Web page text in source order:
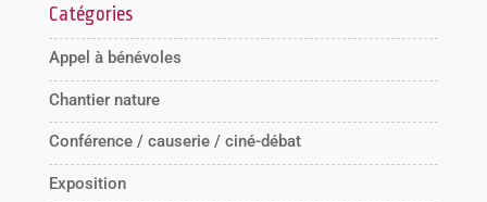
Catégories
Appel à bénévoles
Chantier nature
Conférence / causerie / ciné-débat
Exposition